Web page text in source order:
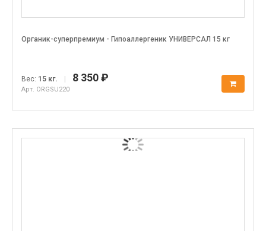
Органик-суперпремиум - Гипоаллергеник УНИВЕРСАЛ 15 кг
Вес: 15 кг. 8 350 ₽
Арт. ORGSU220